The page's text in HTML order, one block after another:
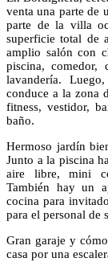
venta una parte de
parte de la villa
superficie total de
amplio salón con
piscina, comedor,
lavandería.
conduce a la zona
fitness, vestidor,
baño.
Hermoso jardín
Junto a la piscina
aire libre, mini
También hay un
cocina para
para el personal de
Gran garaje y
casa por una